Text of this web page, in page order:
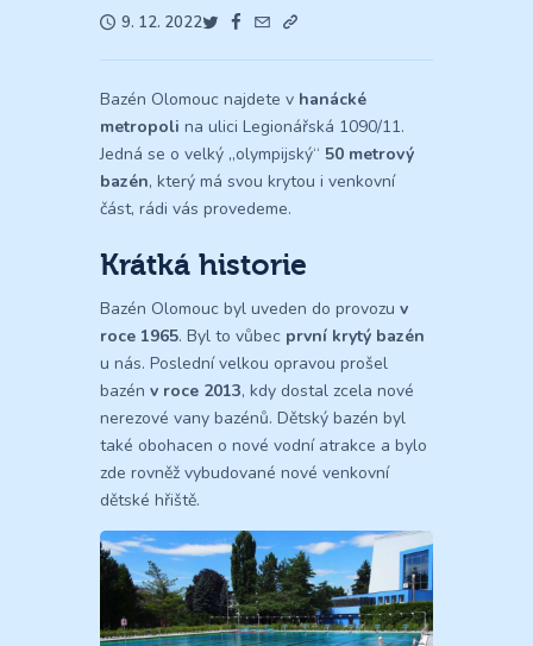
9. 12. 2022
Bazén Olomouc najdete v hanácké
metropoli na ulici Legionářská 1090/11.
Jedná se o velký „olympijský“ 50 metrový
bazén, který má svou krytou i venkovní
část, rádi vás provedeme.
Krátká historie
Bazén Olomouc byl uveden do provozu v
roce 1965. Byl to vůbec první krytý bazén
u nás. Poslední velkou opravou prošel
bazén v roce 2013, kdy dostal zcela nové
nerezové vany bazénů. Dětský bazén byl
také obohacen o nové vodní atrakce a bylo
zde rovněž vybudované nové venkovní
dětské hřiště.